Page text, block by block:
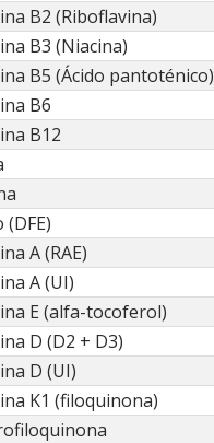
B2 (Riboflavina)
B3 (Niacina)
B5 (Ácido pantoténico)
B6
B12
(DFE)
A (RAE)
A (UI)
E (alfa-tocoferol)
D (D2 + D3)
D (UI)
K1 (filoquinona)